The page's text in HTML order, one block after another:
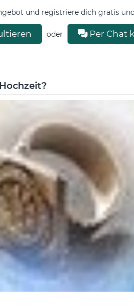
und registriere dich gratis
oder Per Chat